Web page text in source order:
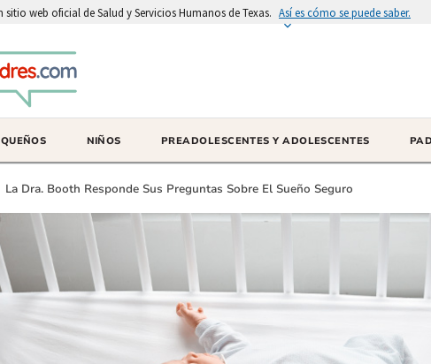
sitio web oficial de Salud y Servicios Humanos de Texas. Así es cómo se puede saber.
NIÑOS PREADOLESCENTES Y ADOLESCENTES
La Dra. Booth Responde Sus Preguntas Sobre El Sueño Seguro